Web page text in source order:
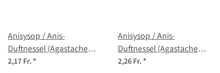
Anisysop / Anis-
Duftnessel (Agastache
2,17 Fr.*
Anisysop / Anis-
Duftnessel (Agastache
foeniculum) Bio Saatgut
2,26 Fr.*